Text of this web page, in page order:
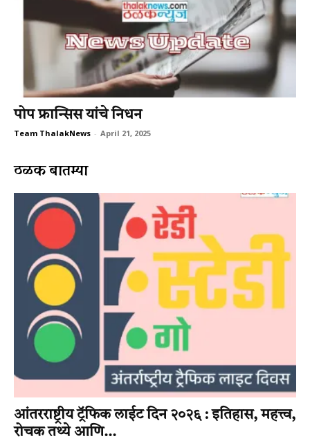
पोप फ्रान्सिस यांचे निधन
Team ThalakNews - April 21, 2025
ठळक बातम्या
आंतरराष्ट्रीय ट्रॅफिक लाईट दिन २०२६ : इतिहास, महत्त्व,
रोचक तथ्ये आणि...